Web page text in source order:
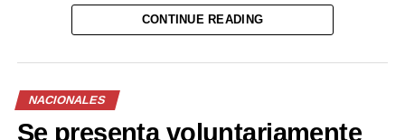
realizando las investigaciones correspondientes para
circunstancias del hecho.
El tramo de la carretera registró congestión vehicular
mientras se realizaban las labores de atención a los
CONTINUE READING
NACIONALES
Se presenta voluntariamente